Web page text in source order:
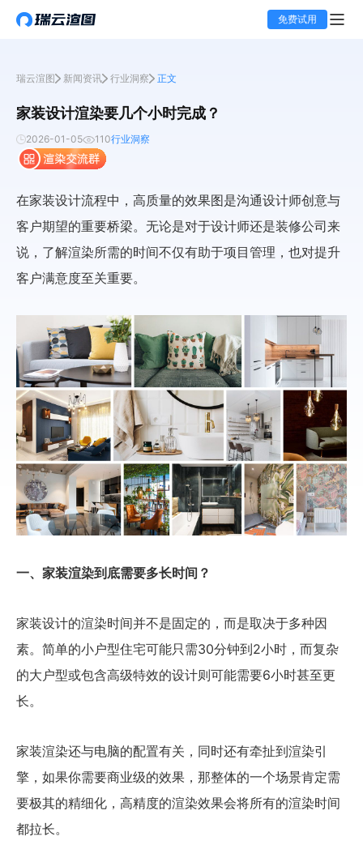
免费试用
瑞云渲图 新闻资讯 行业洞察 正文
家装设计渲染要几个小时完成？
2026-01-05 110行业洞察
在家装设计流程中，高质量的效果图是沟通设计师创意与
客户期望的重要桥梁。无论是对于设计师还是装修公司来
说，了解渲染所需的时间不仅有助于项目管理，也对提升
客户满意度至关重要。
一、家装渲染到底需要多长时间？
家装设计的渲染时间并不是固定的，而是取决于多种因
素。简单的小户型住宅可能只需30分钟到2小时，而复杂
的大户型或包含高级特效的设计则可能需要6小时甚至更
长。
家装渲染还与电脑的配置有关，同时还有牵扯到渲染引
擎，如果你需要商业级的效果，那整体的一个场景肯定需
要极其的精细化，高精度的渲染效果会将所有的渲染时间
都拉长。